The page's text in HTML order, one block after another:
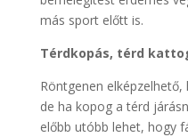
más sport előtt is.
Térdkopás, térd
Röntgenen
de ha kopog a térd
előbb utóbb lehet, hogy